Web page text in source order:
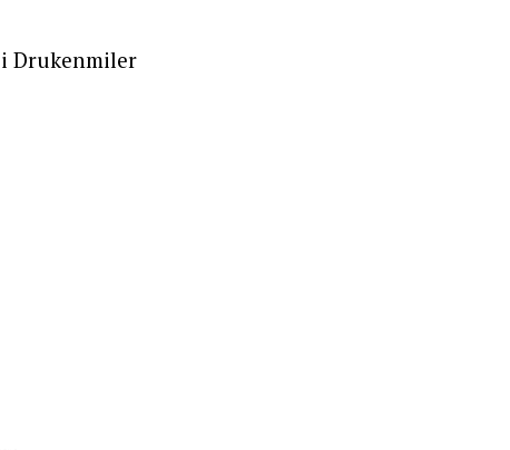
i Drukenmiler